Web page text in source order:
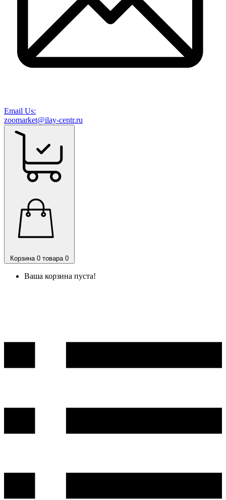
Email Us:
zoomarket@ilay-centr.ru
Корзина 0 товара 0
Ваша корзина пуста!